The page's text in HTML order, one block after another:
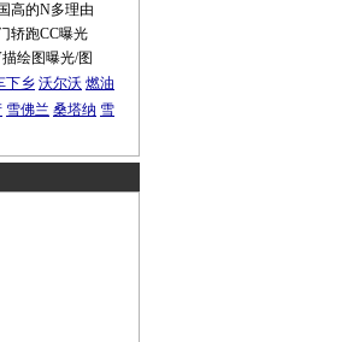
高的N多理由
轿跑CC曝光
绘图曝光/图
下乡 沃尔沃 燃油
雪佛兰 桑塔纳 雪